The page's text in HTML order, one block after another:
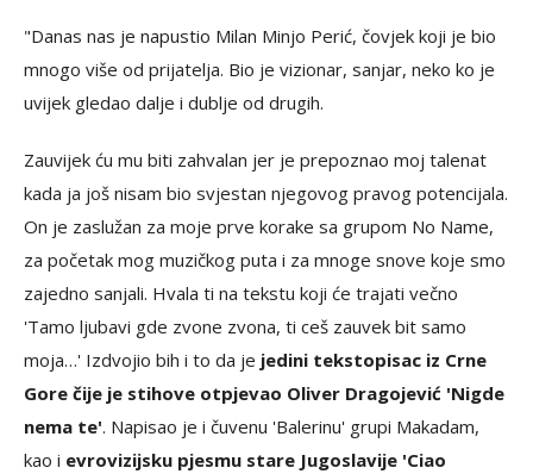
"Danas nas je napustio Milan Minjo Perić, čovjek koji je bio
mnogo više od prijatelja. Bio je vizionar, sanjar, neko ko je
uvijek gledao dalje i dublje od drugih.
Zauvijek ću mu biti zahvalan jer je prepoznao moj talenat
kada ja još nisam bio svjestan njegovog pravog potencijala.
On je zaslužan za moje prve korake sa grupom No Name,
za početak mog muzičkog puta i za mnoge snove koje smo
zajedno sanjali. Hvala ti na tekstu koji će trajati večno
'Tamo ljubavi gde zvone zvona, ti ceš zauvek bit samo
moja…' Izdvojio bih i to da je jedini tekstopisac iz Crne
Gore čije je stihove otpjevao Oliver Dragojević 'Nigde
nema te'. Napisao je i čuvenu 'Balerinu' grupi Makadam,
kao i evrovizijsku pjesmu stare Jugoslavije 'Ciao